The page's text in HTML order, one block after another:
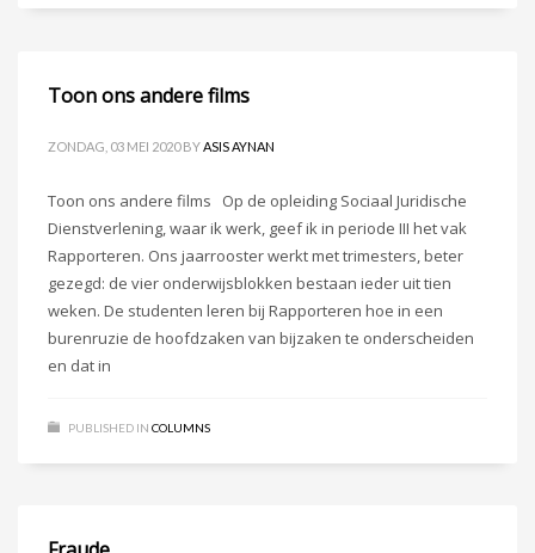
Toon ons andere films
ZONDAG, 03 MEI 2020 BYASIS AYNAN
Toon ons andere films Op de opleiding Sociaal Juridische
Dienstverlening, waar ik werk, geef ik in periode III het vak
Rapporteren. Ons jaarrooster werkt met trimesters, beter
gezegd: de vier onderwijsblokken bestaan ieder uit tien
weken. De studenten leren bij Rapporteren hoe in een
burenruzie de hoofdzaken van bijzaken te onderscheiden
en dat in
PUBLISHED IN COLUMNS